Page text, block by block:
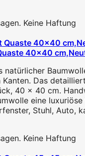
Keine Haftung
40x40
Das
40 x 40 cm.
eine
Stuhl, Auto,
Keine Haftung